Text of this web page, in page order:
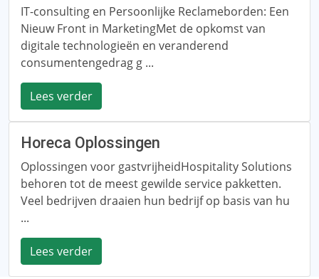
IT-consulting en Persoonlijke Reclameborden: Een
Nieuw Front in MarketingMet de opkomst van
digitale technologieën en veranderend
consumentengedrag g ...
Lees verder
Horeca Oplossingen
Oplossingen voor gastvrijheidHospitality Solutions
behoren tot de meest gewilde service pakketten.
Veel bedrijven draaien hun bedrijf op basis van hu
...
Lees verder